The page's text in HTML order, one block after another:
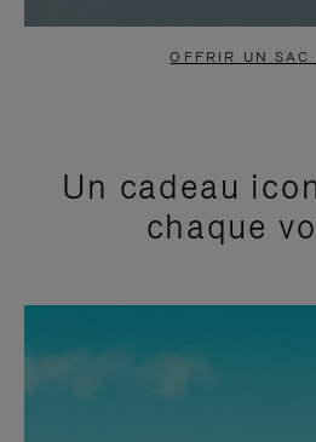
OFFRIR UN SAC
Un cadeau
chaque